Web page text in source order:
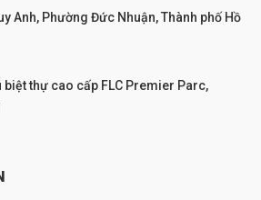
Anh, Phường Đức Nhuận, Thành phố Hồ
biệt thự cao cấp FLC Premier Parc,